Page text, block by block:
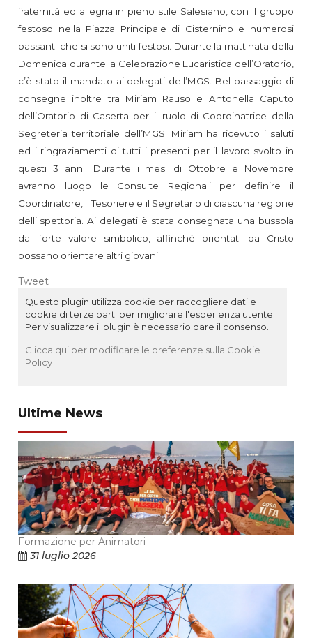
fraternità ed allegria in pieno stile Salesiano, con il gruppo
festoso nella Piazza Principale di Cisternino e numerosi
passanti che si sono uniti festosi. Durante la mattinata della
Domenica durante la Celebrazione Eucaristica dell’Oratorio,
c’è stato il mandato ai delegati dell’MGS. Bel passaggio di
consegne inoltre tra Miriam Rauso e Antonella Caputo
dell’Oratorio di Caserta per il ruolo di Coordinatrice della
Segreteria territoriale dell’MGS. Miriam ha ricevuto i saluti
ed i ringraziamenti di tutti i presenti per il lavoro svolto in
questi 3 anni. Durante i mesi di Ottobre e Novembre
avranno luogo le Consulte Regionali per definire il
Coordinatore, il Tesoriere e il Segretario di ciascuna regione
dell’Ispettoria. Ai delegati è stata consegnata una bussola
dal forte valore simbolico, affinché orientati da Cristo
possano orientare altri giovani.
Tweet
Questo plugin utilizza cookie per raccogliere dati e
cookie di terze parti per migliorare l'esperienza utente.
Per visualizzare il plugin è necessario dare il consenso.
Clicca qui per modificare le preferenze sulla Cookie
Policy
Ultime News
Formazione per Animatori
31 luglio 2026